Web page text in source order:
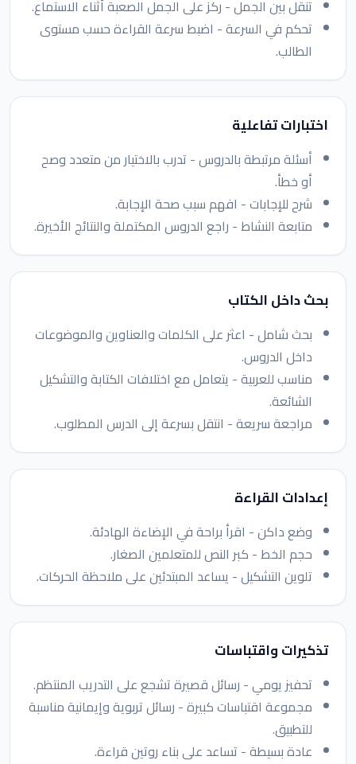
تنقل بين الجمل - ركز على الجمل الصعبة أثناء الاستماع.
تحكم في السرعة - اضبط سرعة القراءة حسب مستوى
الطالب.
اختبارات تفاعلية
أسئلة مرتبطة بالدروس - تدرب بالاختيار من متعدد وصح
أو خطأ.
شرح للإجابات - افهم سبب صحة الإجابة.
متابعة النشاط - راجع الدروس المكتملة والنتائج الأخيرة.
بحث داخل الكتاب
بحث شامل - اعثر على الكلمات والعناوين والموضوعات
داخل الدروس.
مناسب للعربية - يتعامل مع اختلافات الكتابة والتشكيل
الشائعة.
مراجعة سريعة - انتقل بسرعة إلى الدرس المطلوب.
إعدادات القراءة
وضع داكن - اقرأ براحة في الإضاءة الهادئة.
حجم الخط - كبر النص للمتعلمين الصغار.
تلوين التشكيل - يساعد المبتدئين على ملاحظة الحركات.
تذكيرات واقتباسات
تحفيز يومي - رسائل قصيرة تشجع على التدريب المنتظم.
مجموعة اقتباسات كبيرة - رسائل تربوية وإيمانية مناسبة
للتطبيق.
عادة بسيطة - تساعد على بناء روتين قراءة.